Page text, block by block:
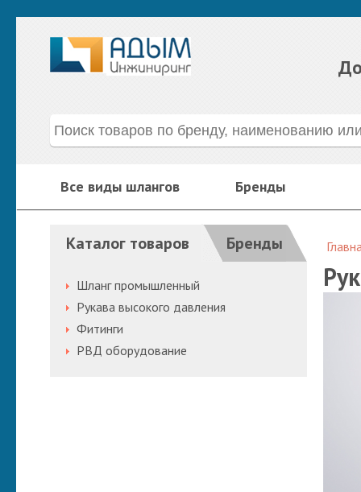
Все виды шлангов Бренды
Каталог товаров Бренды
Шланг промышленный
Рукава высокого давления
Фитинги
РВД оборудование